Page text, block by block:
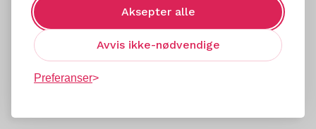
Aksepter alle
Avvis ikke-nødvendige
Preferanser